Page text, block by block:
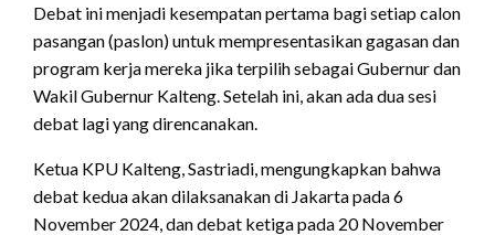
Debat ini menjadi kesempatan pertama bagi setiap calon
pasangan (paslon) untuk mempresentasikan gagasan dan
program kerja mereka jika terpilih sebagai Gubernur dan
Wakil Gubernur Kalteng. Setelah ini, akan ada dua sesi
debat lagi yang direncanakan.
Ketua KPU Kalteng, Sastriadi, mengungkapkan bahwa
debat kedua akan dilaksanakan di Jakarta pada 6
November 2024, dan debat ketiga pada 20 November